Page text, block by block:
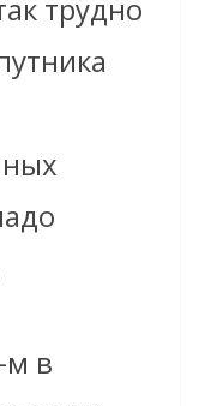
трудно
м в